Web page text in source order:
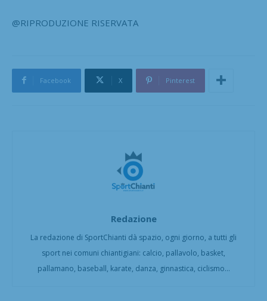
@RIPRODUZIONE RISERVATA
Facebook X Pinterest
Redazione
La redazione di SportChianti dà spazio, ogni giorno, a tutti gli
sport nei comuni chiantigiani: calcio, pallavolo, basket,
pallamano, baseball, karate, danza, ginnastica, ciclismo...